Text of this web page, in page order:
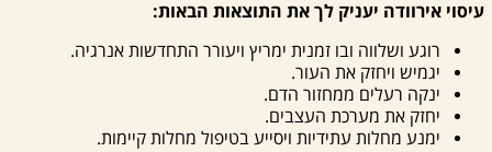
עיסוי אירוודה יעניק לך את התוצאות הבאות:
רוגע ושלווה ובו זמנית ימריץ ויעורר התחדשות אנרגיה.
יגמיש ויחזק את העור.
ינקה רעלים ממחזור הדם.
יחזק את מערכת העצבים.
ימנע מחלות עתידיות ויסייע בטיפול מחלות קיימות.